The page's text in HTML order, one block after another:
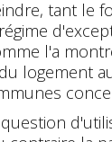
tant le
l'a
logement